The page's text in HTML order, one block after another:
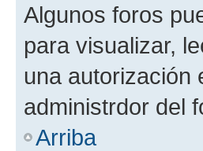
Algunos foros
para visualizar,
una autorización
administrdor del
Arriba